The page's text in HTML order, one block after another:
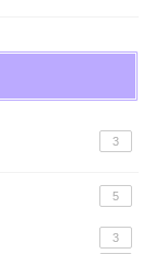
3
5
3